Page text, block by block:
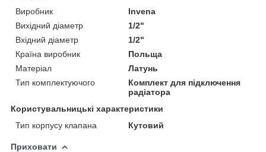
Виробник
Invena
Вихідний діаметр
1/2"
Вхідний діаметр
1/2"
Країна виробник
Польща
Матеріал
Латунь
Тип комплектуючого
Комплект для підключення
радіатора
Користувальницькі характеристики
Тип корпусу клапана
Кутовий
Приховати